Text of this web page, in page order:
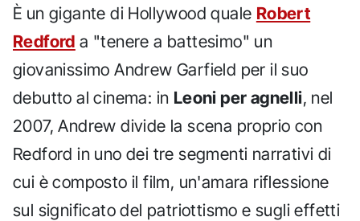
È un gigante di Hollywood quale Robert
Redford a "tenere a battesimo" un
giovanissimo Andrew Garfield per il suo
debutto al cinema: in Leoni per agnelli, nel
2007, Andrew divide la scena proprio con
Redford in uno dei tre segmenti narrativi di
cui è composto il film, un'amara riflessione
sul significato del patriottismo e sugli effetti